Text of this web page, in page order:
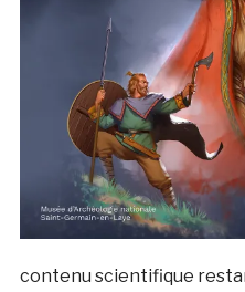
contenu scientifique